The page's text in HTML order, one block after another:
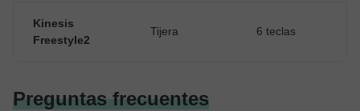
Kinesis
Freestyle2
Tijera 6 teclas
Preguntas frecuentes